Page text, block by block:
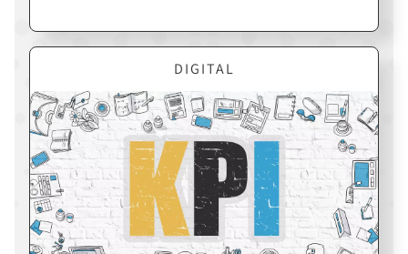
perfekte Zusammenfassung für alle, die
den Überblick nicht verlieren wollen.
Googles Search Console Insights gehen
in die zweite Runde. Die ersten User
können können nun in der Beta-Phase
testen, wie ihre Inhalte ankommen, um
diese dann bestmöglich zu optimieren.
Währenddessen tut sich auch bei TikTok
so einiges. Die Plattform launcht Analytic
DIGITAL